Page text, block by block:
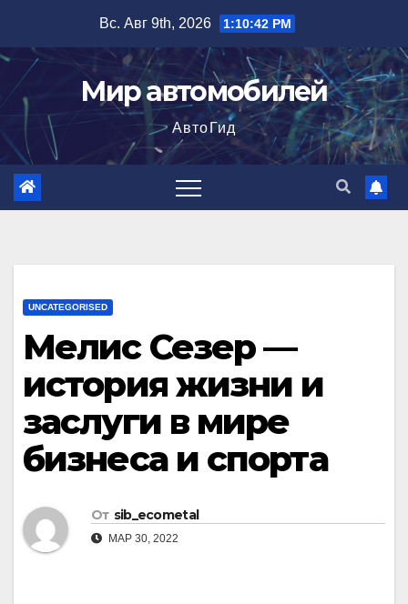
содержимому
Вс. Авг 9th, 2026 1:10:43 PM
Мир автомобилей
АвтоГид
UNCATEGORISED
Мелис Сезер —
история жизни и
заслуги в мире
бизнеса и спорта
От sib_ecometal
МАР 30, 2022